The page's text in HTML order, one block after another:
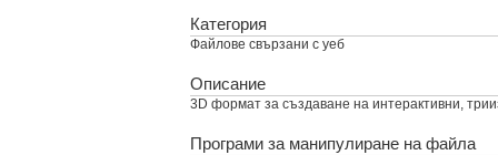
Категория
Файлове свързани с уеб
Описание
3D формат за създаване на интерактивни,
Програми за манипулиране на файла